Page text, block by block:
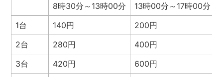
8時30分～13時00分 13時00分～17時00分
1台
140円 200円
2台
280円 400円
3台
420円 600円